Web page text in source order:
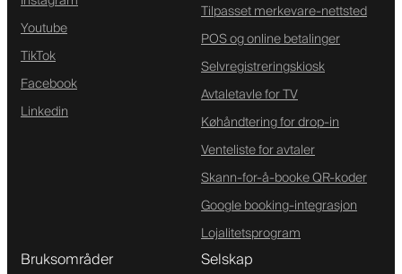
Youtube
TikTok
Facebook
Linkedin
Tilpasset merkevare-nettsted
POS og online betalinger
Selvregistreringskiosk
Avtaletavle for TV
Køhåndtering for drop-in
Venteliste for avtaler
Skann-for-å-booke QR-koder
Google booking-integrasjon
Lojalitetsprogram
Bruksområder Selskap